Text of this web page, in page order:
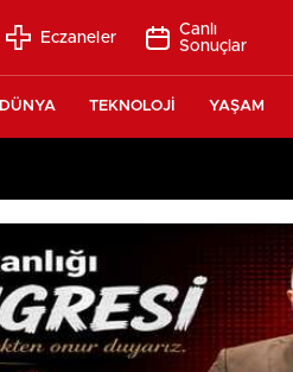
Eczaneler
Canlı
Sonuçlar
DÜNYA TEKNOLOJİ YAŞAM